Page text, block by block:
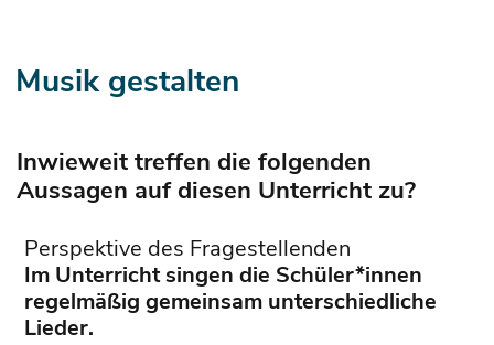
Musik gestalten
Inwieweit treffen die folgenden
Aussagen auf diesen Unterricht zu?
Perspektive des Fragestellenden
Im Unterricht singen die Schüler*innen
regelmäßig gemeinsam unterschiedliche
Lieder.